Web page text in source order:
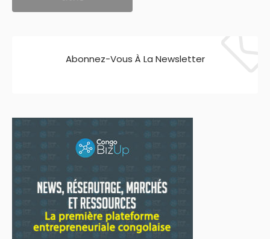
Abonnez-Vous À La Newsletter